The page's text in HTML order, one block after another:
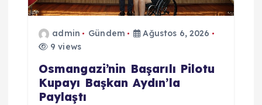
admin Gündem
Ağustos 6, 2026
9 views
Osmangazi’nin Başarılı Pilotu
Kupayı Başkan Aydın’la
Paylaştı